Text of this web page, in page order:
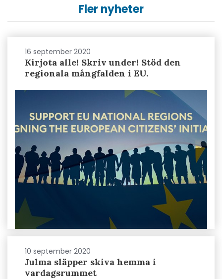
Fler nyheter
16 september 2020
Kirjota alle! Skriv under! Stöd den
regionala mångfalden i EU.
10 september 2020
Julma släpper skiva hemma i
vardagsrummet